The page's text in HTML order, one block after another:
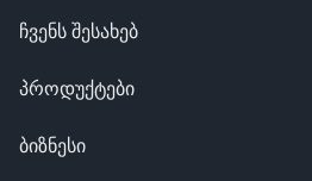
ჩვენს შესახებ
პროდუქტები
ბიზნესი